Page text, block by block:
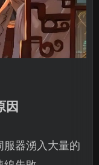
因
服器湧入大量的